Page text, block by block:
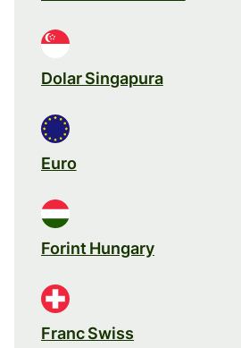
Dolar Singapura
Euro
Forint Hungary
Franc Swiss